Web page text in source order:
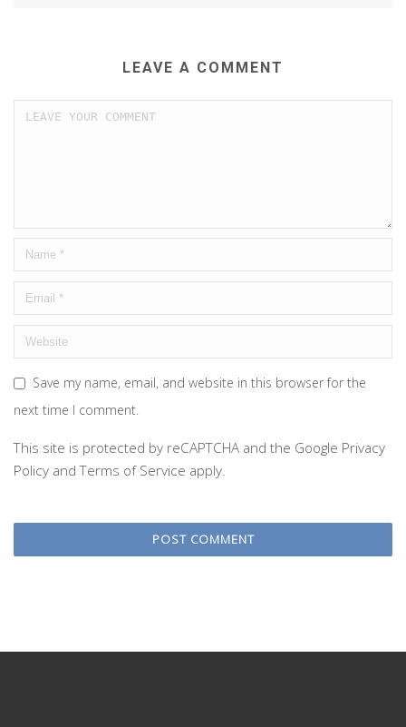
LEAVE A COMMENT
Save my name, email, and website in this browser for the
next time I comment.
This site is protected by reCAPTCHA and the Google Privacy
Policy andTerms of Service apply.